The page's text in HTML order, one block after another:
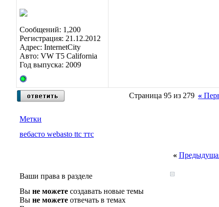
Сообщений: 1,200
Регистрация: 21.12.2012
Адрес: InternetCity
Авто: VW T5 California
Год выпуска: 2009
Страница 95 из 279 «
Метки
вебасто webasto ttc ттс
«
Ваши права в разделе
Вы не можете создавать новые темы
Вы не можете отвечать в темах